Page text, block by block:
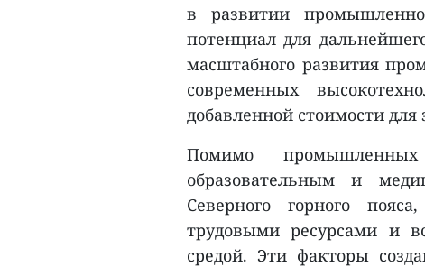
в развитии
потенциал для
масштабного развития
современных
добавленной стоимости
Помимо промышленных
образовательным и
Северного горного
трудовыми ресурсами и
средой. Эти факторы